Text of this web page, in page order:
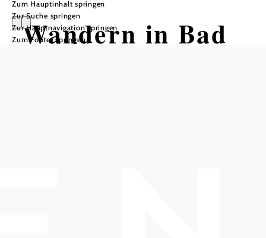
Zum Hauptinhalt springen
Zur Suche springen
Zur Hauptnavigation springen
Zum Footer springen
Wandern in Bad